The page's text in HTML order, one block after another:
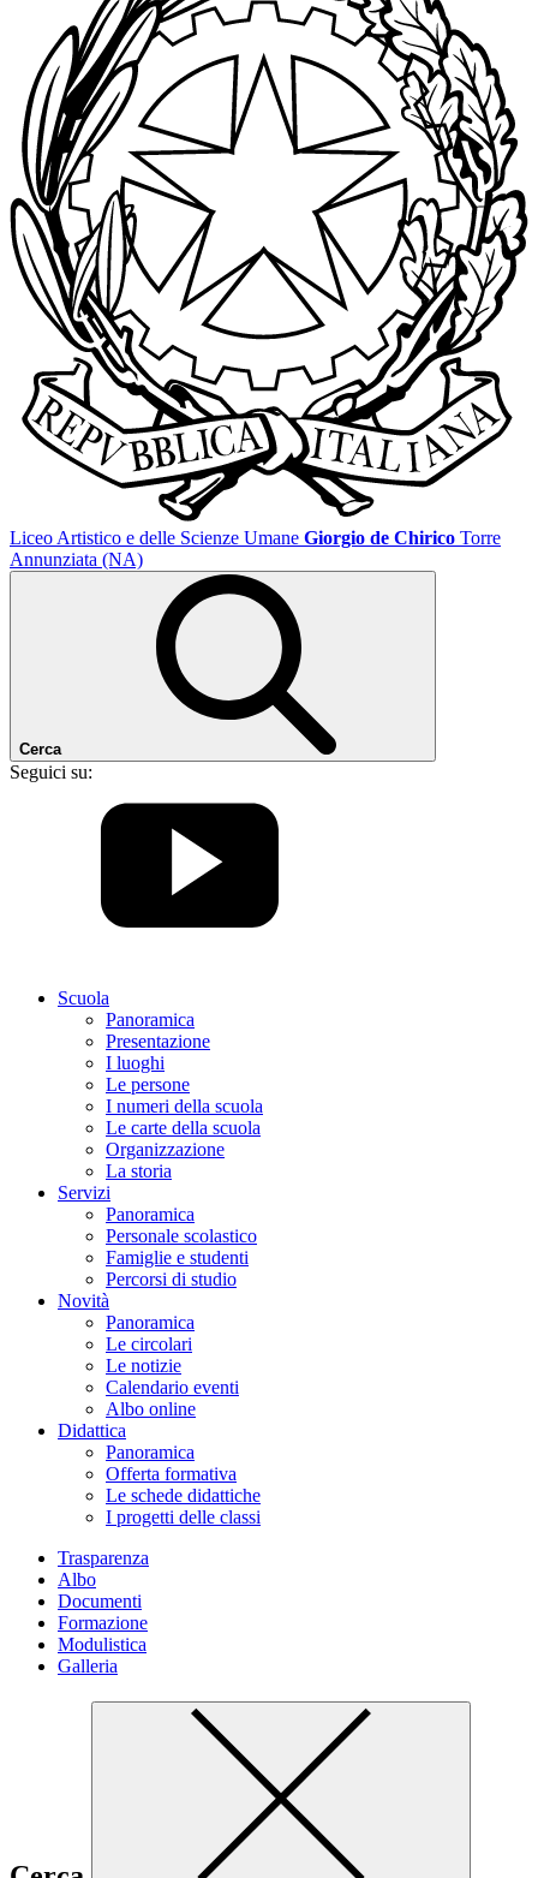
Liceo Artistico e delle Scienze Umane Giorgio de Chirico Torre
Annunziata (NA)
Cerca
Seguici su:
Scuola
Panoramica
Presentazione
I luoghi
Le persone
I numeri della scuola
Le carte della scuola
Organizzazione
La storia
Servizi
Panoramica
Personale scolastico
Famiglie e studenti
Percorsi di studio
Novità
Panoramica
Le circolari
Le notizie
Calendario eventi
Albo online
Didattica
Panoramica
Offerta formativa
Le schede didattiche
I progetti delle classi
Trasparenza
Albo
Documenti
Formazione
Modulistica
Galleria